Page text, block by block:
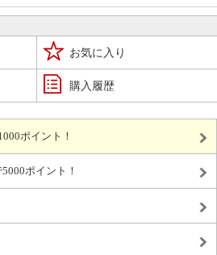
お気に入り
購入履歴
ポイント！
ポイント！